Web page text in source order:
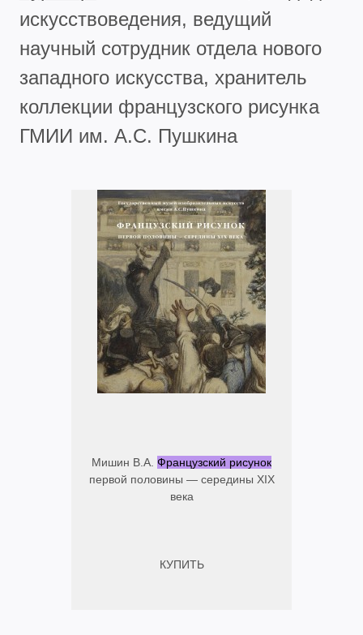
искусствоведения, ведущий
научный сотрудник отдела нового
западного искусства, хранитель
коллекции французского рисунка
ГМИИ им. А.С. Пушкина
Мишин В.А. Французский рисунок
первой половины — середины XIX
века
КУПИТЬ